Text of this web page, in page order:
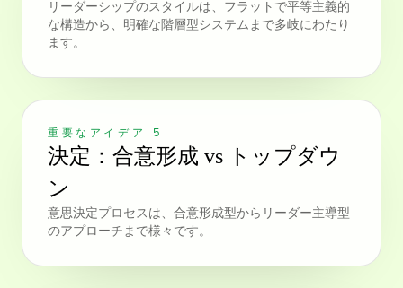
リーダーシップのスタイルは、フラットで平等主義的
な構造から、明確な階層型システムまで多岐にわたり
ます。
重要なアイデア 5
決定：合意形成 vs トップダウ
ン
意思決定プロセスは、合意形成型からリーダー主導型
のアプローチまで様々です。